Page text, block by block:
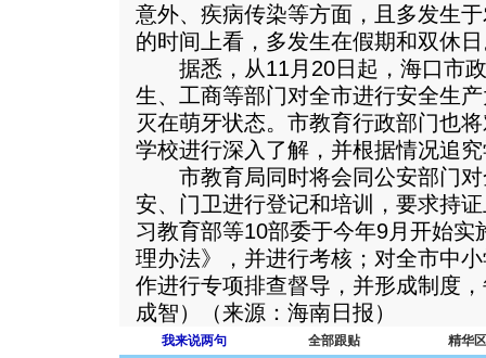
意外、疾病传染等方面，且多发生
的时间上看，多发生在假期和双休
据悉，从11月20日起，海口市政
生、工商等部门对全市进行安全生
灭在萌牙状态。市教育行政部门也
学校进行深入了解，并根据情况追
市教育局同时将会同公安部门对
安、门卫进行登记和培训，要求持
习教育部等10部委于今年9月开始实
理办法》，并进行考核；对全市中
作进行专项排查督导，并形成制度
成智）（来源：海南日报）
我来说两句 全部跟贴 精华区